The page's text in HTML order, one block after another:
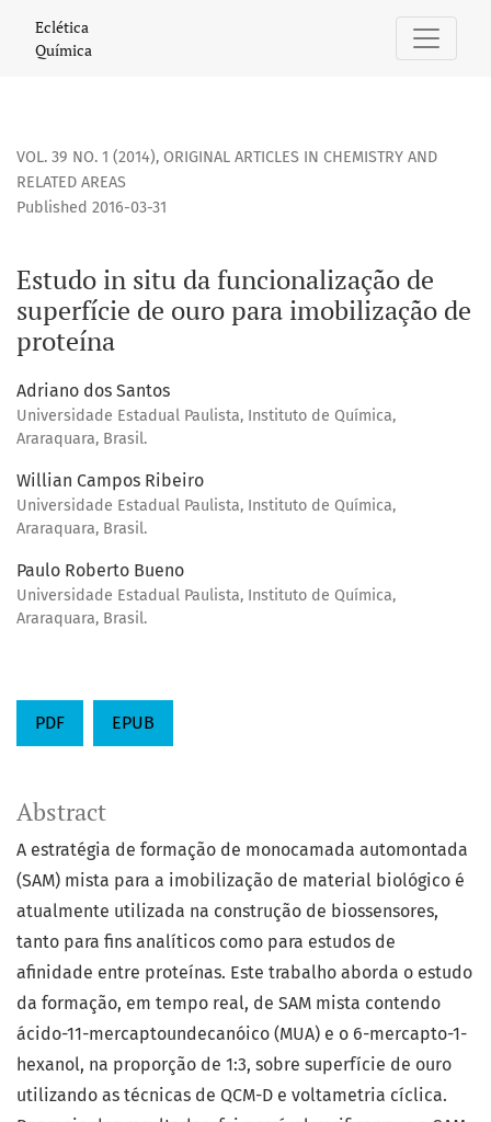
Estudo in situ da funcionalização de superfície de ouro
Eclética
Química
VOL. 39 NO. 1 (2014), ORIGINAL ARTICLES IN CHEMISTRY AND
RELATED AREAS
Estudo in situ da funcionalização de
superfície de ouro para imobilização de
proteína
Published 2016-03-31
Adriano dos Santos
Universidade Estadual Paulista, Instituto de Química,
Araraquara, Brasil.
Willian Campos Ribeiro
Universidade Estadual Paulista, Instituto de Química,
Araraquara, Brasil.
Paulo Roberto Bueno
Universidade Estadual Paulista, Instituto de Química,
Araraquara, Brasil.
PDF EPUB
Abstract
A estratégia de formação de monocamada automontada
(SAM) mista para a imobilização de material biológico é
atualmente utilizada na construção de biossensores,
tanto para fins analíticos como para estudos de
afinidade entre proteínas. Este trabalho aborda o estudo
da formação, em tempo real, de SAM mista contendo
ácido-11-mercaptoundecanóico (MUA) e o 6-mercapto-1-
hexanol, na proporção de 1:3, sobre superfície de ouro
utilizando as técnicas de QCM-D e voltametria cíclica.